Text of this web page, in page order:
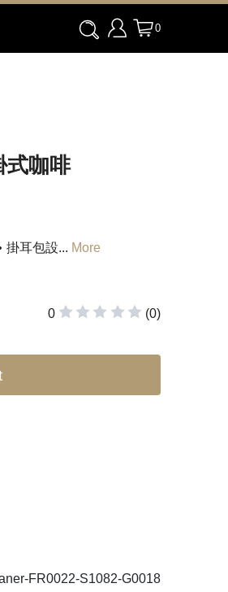
0
式咖啡
掛耳包設... More
0 (0)
FR0022-S1082-G0018